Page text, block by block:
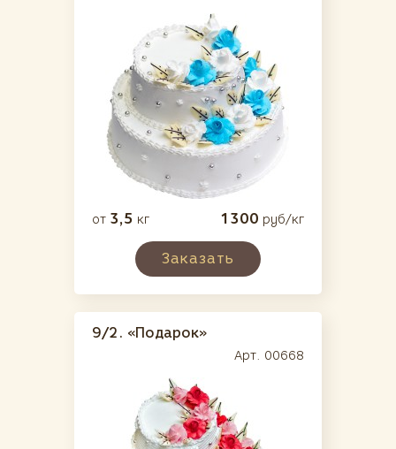
от 3,5 кг 1300 руб/кг
Заказать
9/2. «Подарок»
Арт. 00668